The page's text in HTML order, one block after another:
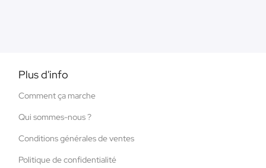
Plus d'info
Comment ça marche
Qui sommes-nous ?
Conditions générales de ventes
Politique de confidentialité